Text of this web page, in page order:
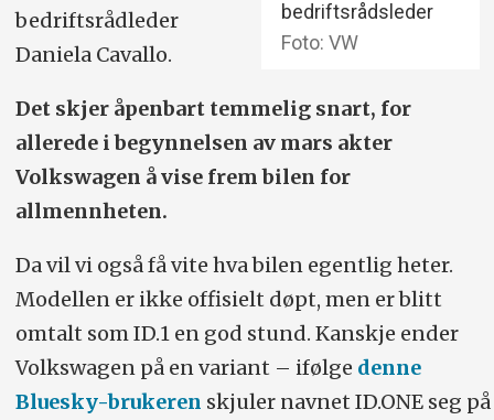
bedriftsrådsleder
Foto: VW
bedriftsrådleder
Daniela Cavallo.
Det skjer åpenbart temmelig snart, for
allerede i begynnelsen av mars akter
Volkswagen å vise frem bilen for
allmennheten.
Da vil vi også få vite hva bilen egentlig heter.
Modellen er ikke offisielt døpt, men er blitt
omtalt som ID.1 en god stund. Kanskje ender
Volkswagen på en variant – ifølge denne
Bluesky-brukeren skjuler navnet ID.ONE seg på